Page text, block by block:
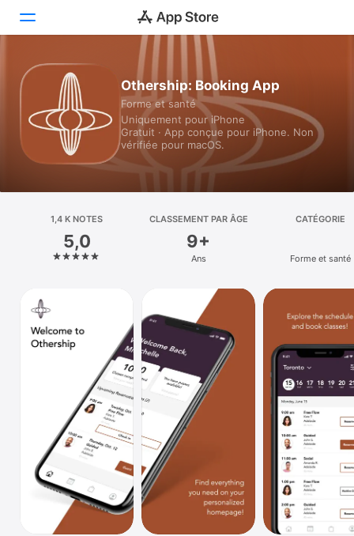
Aujourd’hui
Jeux
Apps
Plateforme
iPhone
Mac
Vision
Othership: Booking App
Forme et santé
Uniquement pour iPhone
Gratuit · App conçue pour iPhone. Non
vérifiée pour macOS.
1,4 K NOTES
5,0
CLASSEMENT PAR ÂGE
9+
Ans
CATÉGORIE
Forme et santé